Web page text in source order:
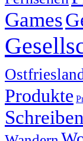
Games
Produkte
Schreiben